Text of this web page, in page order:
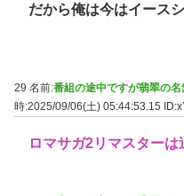
だから俺は今はイース
29 名前:番組の途中ですが翡翠の
時:2025/09/06(土) 05:44:53.15
ロマサガ2リマスター